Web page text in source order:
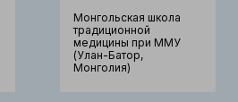
Монгольская школа
традиционной
медицины при ММУ
(Улан-Батор,
Монголия)